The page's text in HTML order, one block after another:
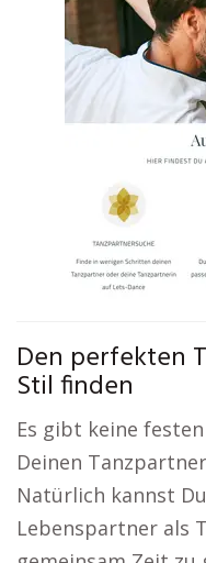
Den perfekten
Stil finden
Es gibt keine
Deinen
Natürlich kannst
Lebenspartner als